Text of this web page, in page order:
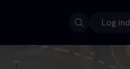
Log ind